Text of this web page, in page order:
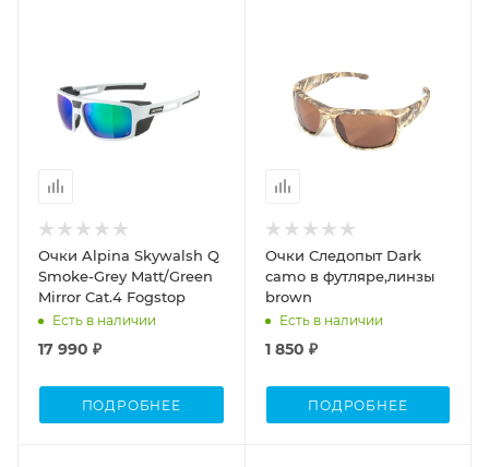
Очки Alpina Skywalsh Q
Smoke-Grey Matt/Green
Mirror Cat.4 Fogstop
Есть в наличии
17 990 ₽
ПОДРОБНЕЕ
Очки Следопыт Dark
camo в футляре,линзы
brown
Есть в наличии
1 850 ₽
ПОДРОБНЕЕ